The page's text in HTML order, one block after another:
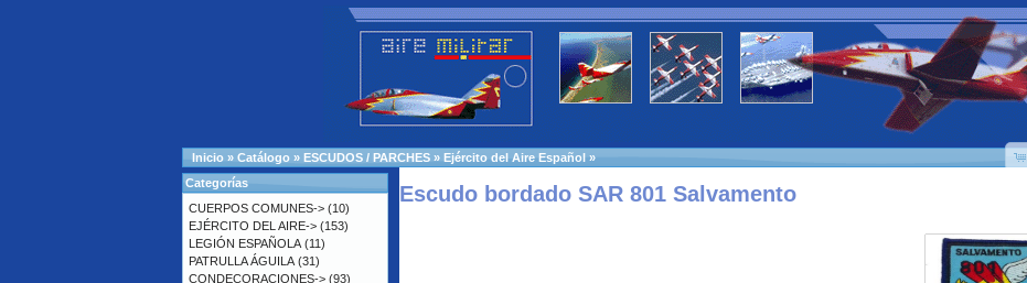
Inicio » Catálogo » ESCUDOS / PARCHES » Ejército del Aire Español »
Escudo bordado SAR 801 Salvamento
Categorías
CUERPOS COMUNES-> (10)
EJÉRCITO DEL AIRE-> (153)
LEGIÓN ESPAÑOLA (11)
PATRULLA ÁGUILA (31)
CONDECORACIONES-> (93)